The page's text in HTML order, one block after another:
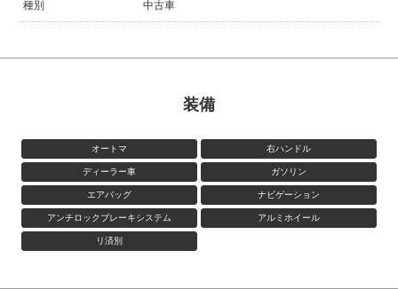
種別 中古車
装備
オートマ 右ハンドル
ディーラー車 ガソリン
エアバッグ ナビゲーション
アンチロックブレーキシステム アルミホイール
リ済別